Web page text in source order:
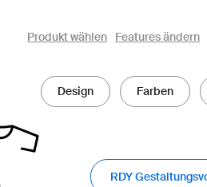
owayo 3D-Konfigurator
Produkt wählen Features ändern
Design Farben
RDY